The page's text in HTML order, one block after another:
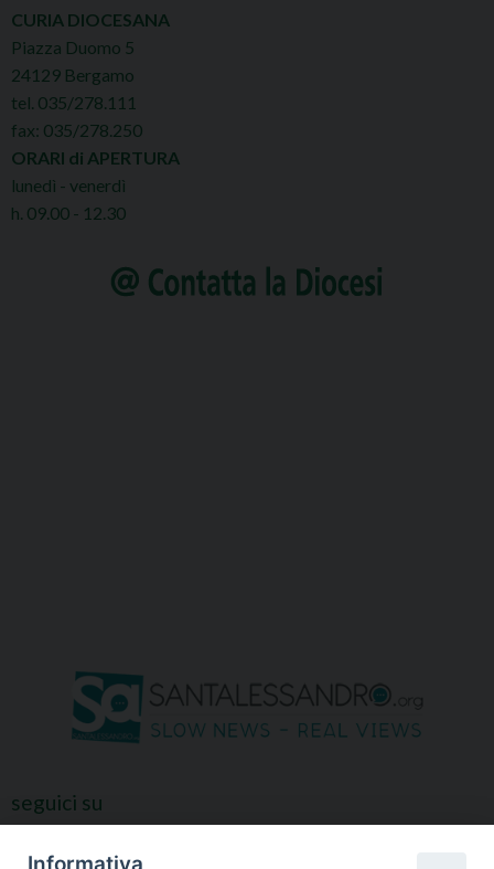
CURIA DIOCESANA
Piazza Duomo 5
24129 Bergamo
tel. 035/278.111
fax: 035/278.250
ORARI di APERTURA
lunedì - venerdì
h. 09.00 - 12.30
seguici su